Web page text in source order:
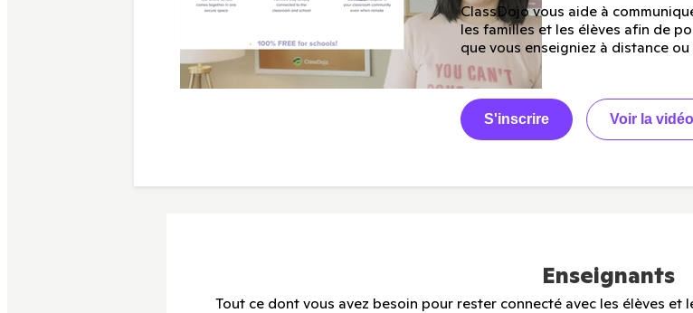
ClassDojo vous aide à
les familles et les élèves afin de
que vous enseigniez à distance
S'inscrire Voir la
Enseignants
Tout ce dont vous avez besoin pour rester connecté avec les élèves